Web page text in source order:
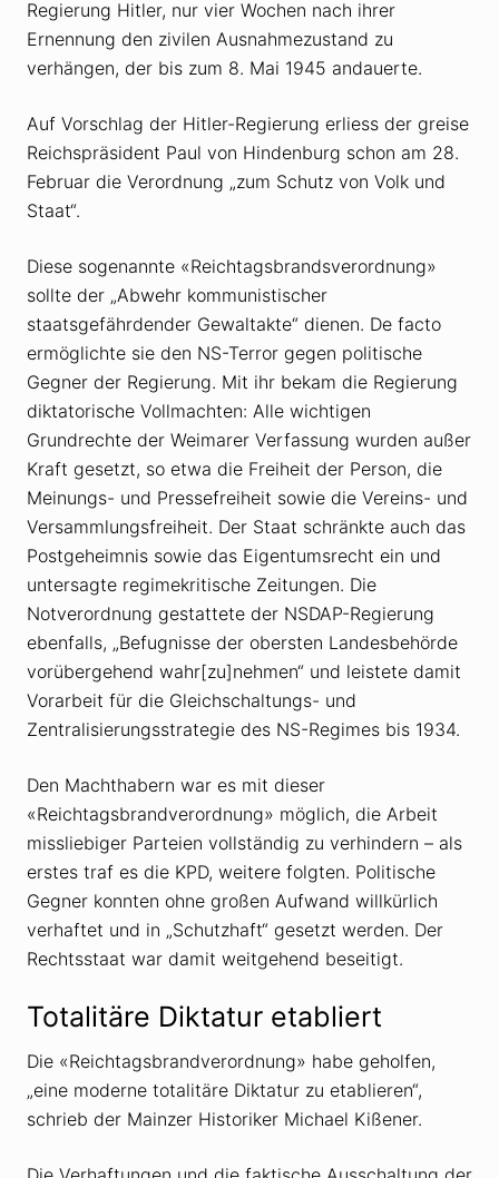
Regierung Hitler, nur vier Wochen nach ihrer
Ernennung den zivilen Ausnahmezustand zu
verhängen, der bis zum 8. Mai 1945 andauerte.
Auf Vorschlag der Hitler-Regierung erliess der greise
Reichspräsident Paul von Hindenburg schon am 28.
Februar die Verordnung „zum Schutz von Volk und
Staat“.
Diese sogenannte «Reichtagsbrandsverordnung»
sollte der „Abwehr kommunistischer
staatsgefährdender Gewaltakte“ dienen. De facto
ermöglichte sie den NS-Terror gegen politische
Gegner der Regierung. Mit ihr bekam die Regierung
diktatorische Vollmachten: Alle wichtigen
Grundrechte der Weimarer Verfassung wurden außer
Kraft gesetzt, so etwa die Freiheit der Person, die
Meinungs- und Pressefreiheit sowie die Vereins- und
Versammlungsfreiheit. Der Staat schränkte auch das
Postgeheimnis sowie das Eigentumsrecht ein und
untersagte regimekritische Zeitungen. Die
Notverordnung gestattete der NSDAP-Regierung
ebenfalls, „Befugnisse der obersten Landesbehörde
vorübergehend wahr[zu]nehmen“ und leistete damit
Vorarbeit für die Gleichschaltungs- und
Zentralisierungsstrategie des NS-Regimes bis 1934.
Den Machthabern war es mit dieser
«Reichtagsbrandverordnung» möglich, die Arbeit
missliebiger Parteien vollständig zu verhindern – als
erstes traf es die KPD, weitere folgten. Politische
Gegner konnten ohne großen Aufwand willkürlich
verhaftet und in „Schutzhaft“ gesetzt werden. Der
Rechtsstaat war damit weitgehend beseitigt.
Totalitäre Diktatur etabliert
Die «Reichtagsbrandverordnung» habe geholfen,
„eine moderne totalitäre Diktatur zu etablieren“,
schrieb der Mainzer Historiker Michael Kißener.